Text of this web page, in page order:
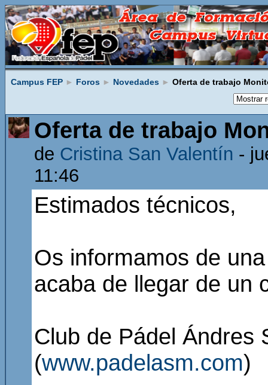
Campus FEP ► Foros ► Novedades ► Oferta de trabajo
Oferta de trabajo
de Cristina San Valentín -
11:46
Estimados técnicos,
Os informamos de
acaba de llegar de un
Club de Pádel Ándres
(www.padelasm.com)